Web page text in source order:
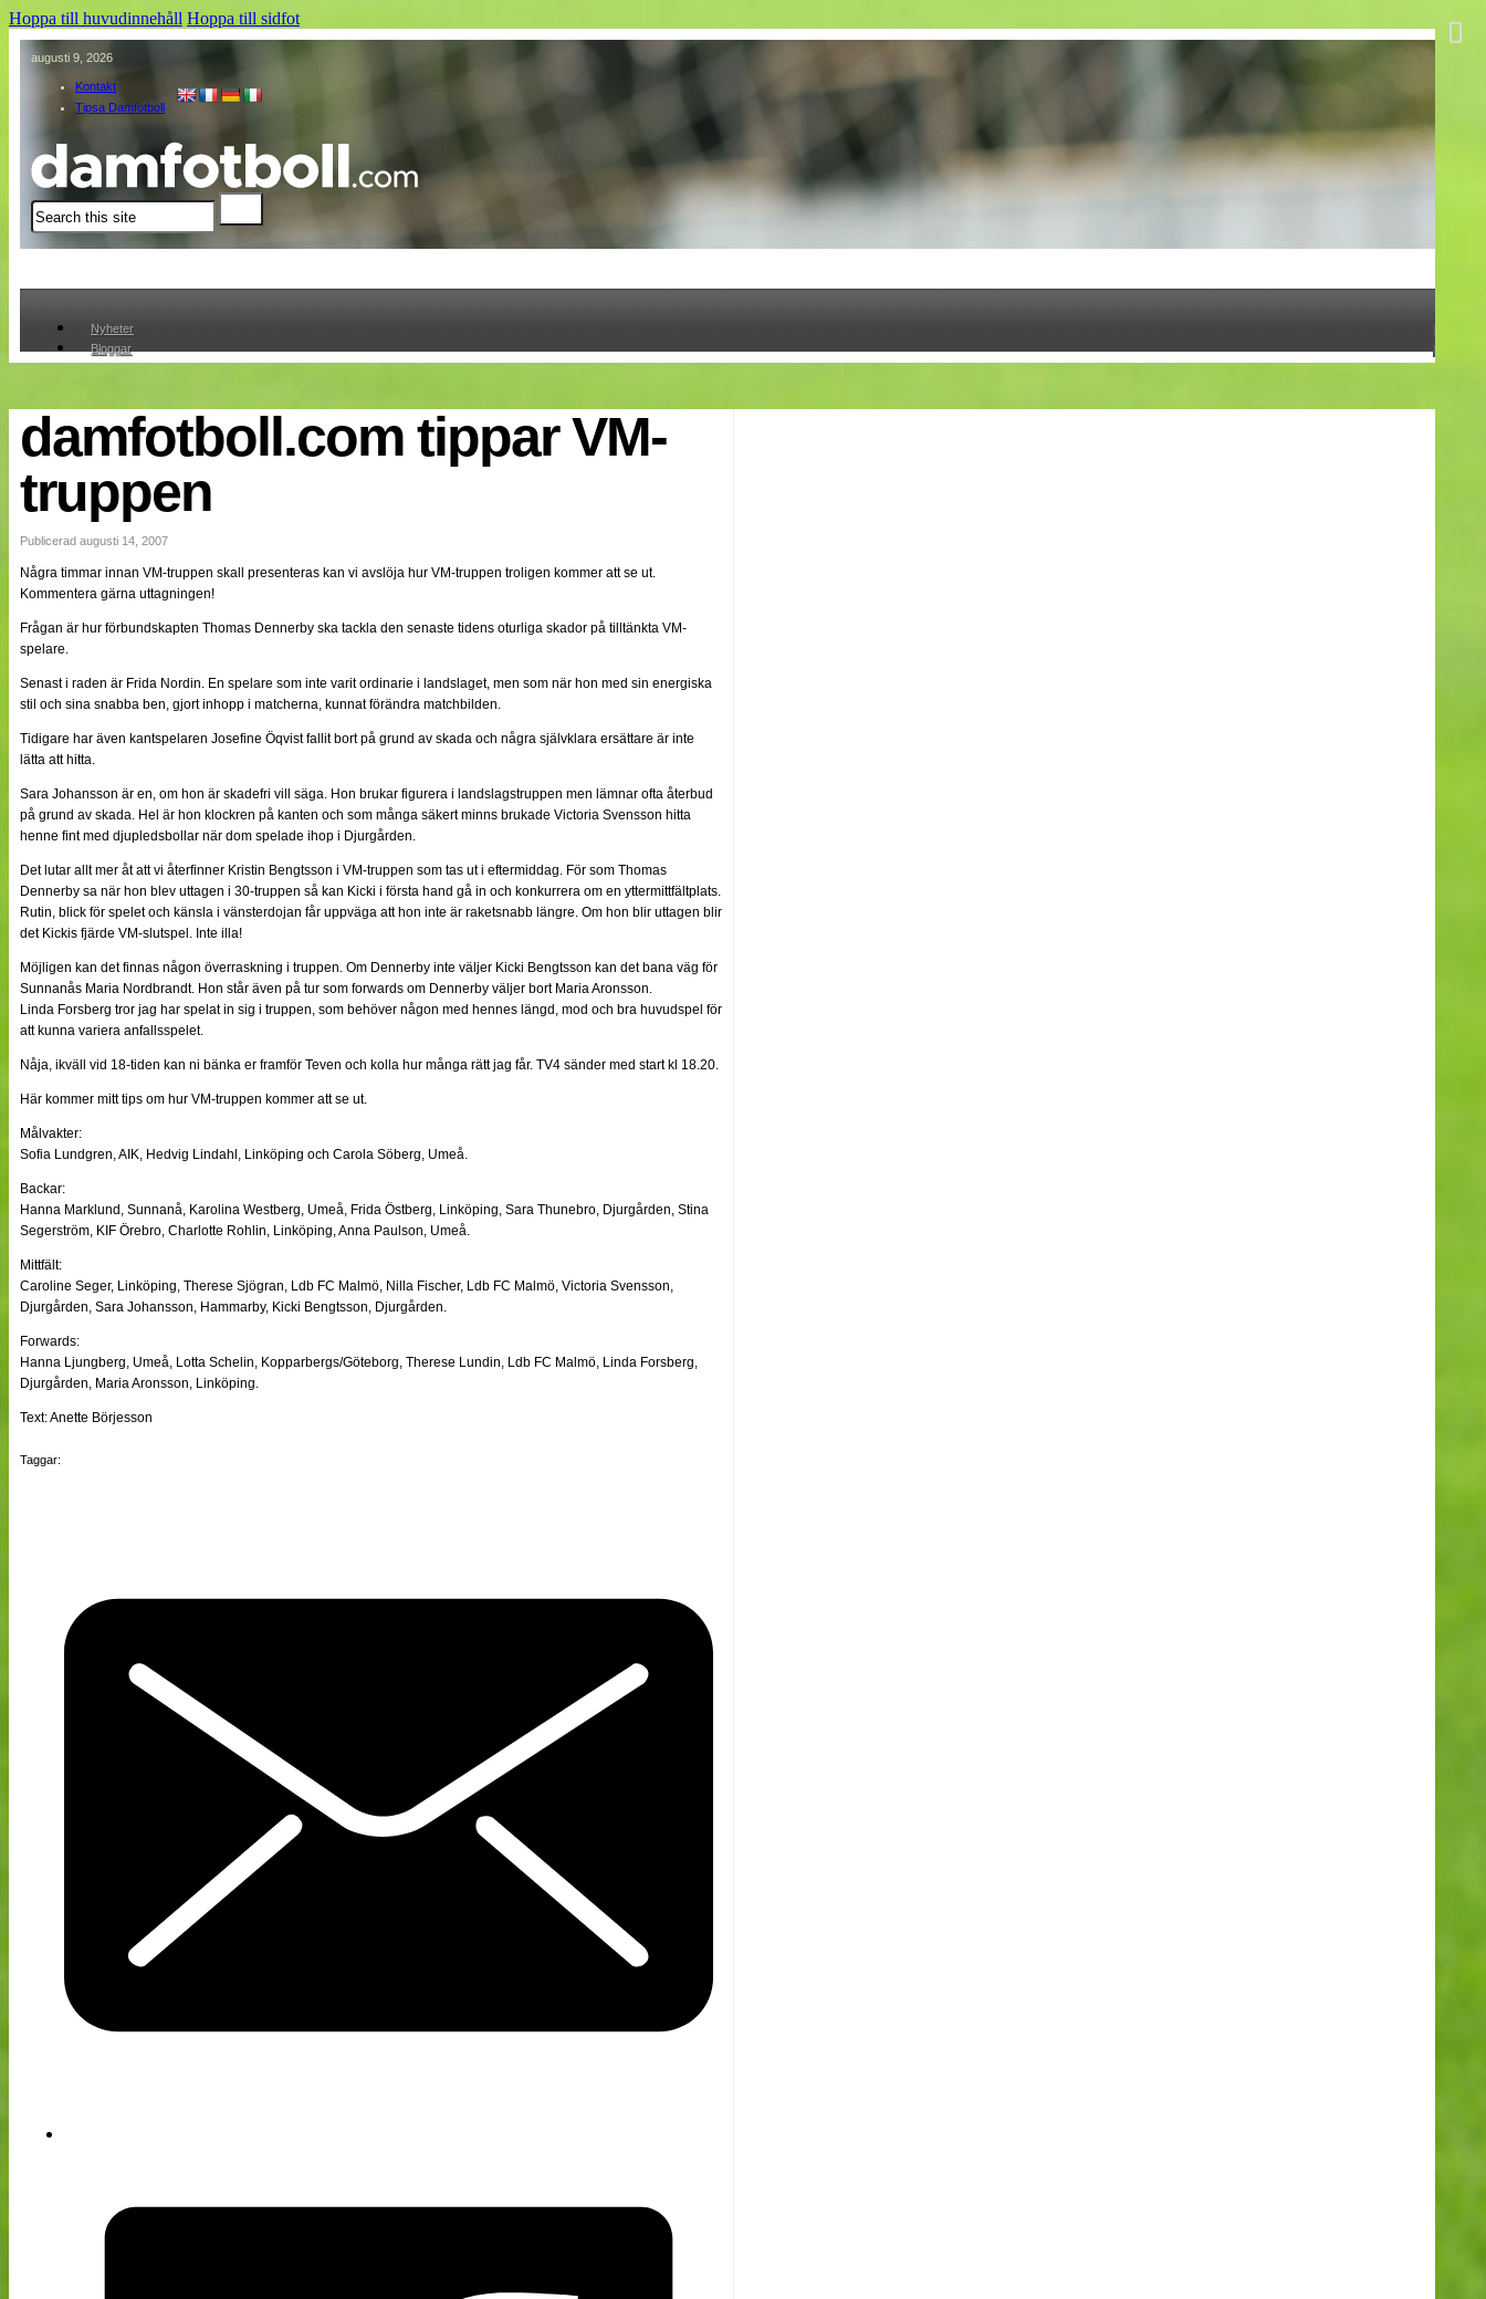
Hoppa till huvudinnehåll Hoppa till sidfot
augusti 9, 2026
Kontakt
Tipsa Damfotboll
Sök
Nyheter
Bloggar
Cuper
Medlemmar
Medlemsbilder
Om oss
NÄTverket
Nyheter
Bloggar
Cuper
Medlemmar
Till klubbkassan
Om oss
Split vision
damfotboll.com tippar VM-
truppen
Publicerad augusti 14, 2007
Några timmar innan VM-truppen skall presenteras kan vi avslöja hur VM-truppen troligen kommer att se ut.
Kommentera gärna uttagningen!
Frågan är hur förbundskapten Thomas Dennerby ska tackla den senaste tidens oturliga skador på tilltänkta VM-
spelare.
Senast i raden är Frida Nordin. En spelare som inte varit ordinarie i landslaget, men som när hon med sin energiska
stil och sina snabba ben, gjort inhopp i matcherna, kunnat förändra matchbilden.
Tidigare har även kantspelaren Josefine Öqvist fallit bort på grund av skada och några självklara ersättare är inte
lätta att hitta.
Sara Johansson är en, om hon är skadefri vill säga. Hon brukar figurera i landslagstruppen men lämnar ofta återbud
på grund av skada. Hel är hon klockren på kanten och som många säkert minns brukade Victoria Svensson hitta
henne fint med djupledsbollar när dom spelade ihop i Djurgården.
Det lutar allt mer åt att vi återfinner Kristin Bengtsson i VM-truppen som tas ut i eftermiddag. För som Thomas
Dennerby sa när hon blev uttagen i 30-truppen så kan Kicki i första hand gå in och konkurrera om en yttermittfältplats.
Rutin, blick för spelet och känsla i vänsterdojan får uppväga att hon inte är raketsnabb längre. Om hon blir uttagen blir
det Kickis fjärde VM-slutspel. Inte illa!
Möjligen kan det finnas någon överraskning i truppen. Om Dennerby inte väljer Kicki Bengtsson kan det bana väg för
Sunnanås Maria Nordbrandt. Hon står även på tur som forwards om Dennerby väljer bort Maria Aronsson.
Linda Forsberg tror jag har spelat in sig i truppen, som behöver någon med hennes längd, mod och bra huvudspel för
att kunna variera anfallsspelet.
Nåja, ikväll vid 18-tiden kan ni bänka er framför Teven och kolla hur många rätt jag får. TV4 sänder med start kl 18.20.
Här kommer mitt tips om hur VM-truppen kommer att se ut.
Målvakter:
Sofia Lundgren, AIK, Hedvig Lindahl, Linköping och Carola Söberg, Umeå.
Backar:
Hanna Marklund, Sunnanå, Karolina Westberg, Umeå, Frida Östberg, Linköping, Sara Thunebro, Djurgården, Stina
Segerström, KIF Örebro, Charlotte Rohlin, Linköping, Anna Paulson, Umeå.
Mittfält:
Caroline Seger, Linköping, Therese Sjögran, Ldb FC Malmö, Nilla Fischer, Ldb FC Malmö, Victoria Svensson,
Djurgården, Sara Johansson, Hammarby, Kicki Bengtsson, Djurgården.
Forwards:
Hanna Ljungberg, Umeå, Lotta Schelin, Kopparbergs/Göteborg, Therese Lundin, Ldb FC Malmö, Linda Forsberg,
Djurgården, Maria Aronsson, Linköping.
Text: Anette Börjesson
Taggar: